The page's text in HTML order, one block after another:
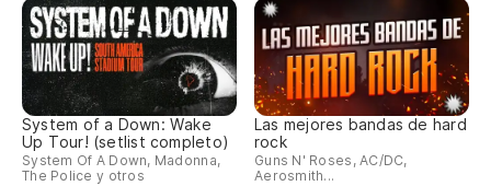
System of a Down: Wake
Up Tour! (setlist completo)
System Of A Down, Madonna,
The Police y otros
Las mejores bandas de hard
rock
Guns N' Roses, AC/DC,
Aerosmith...